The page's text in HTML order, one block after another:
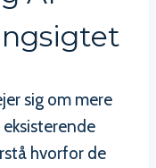
sig om mere
hvorfor de